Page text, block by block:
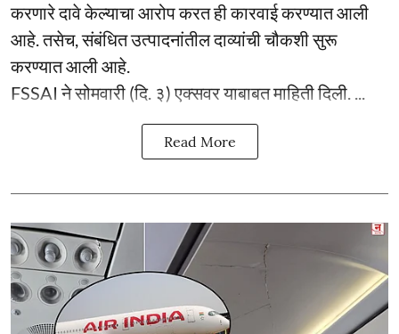
करणारे दावे केल्याचा आरोप करत ही कारवाई करण्यात आली
आहे. तसेच, संबंधित उत्पादनांतील दाव्यांची चौकशी सुरू
करण्यात आली आहे.
FSSAI ने सोमवारी (दि. ३) एक्सवर याबाबत माहिती दिली. ...
Read More